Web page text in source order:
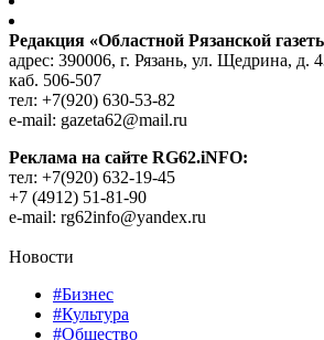
Редакция «Областной Рязанской
адрес: 390006, г. Рязань, ул. Щедрина, д.
каб. 506-507
тел: +7(920) 630-53-82
e-mail: gazeta62@mail.ru
Реклама на сайте RG62.iNFO:
тел: +7(920) 632-19-45
+7 (4912) 51-81-90
e-mail: rg62info@yandex.ru
Новости
#Бизнес
#Культура
#Общество